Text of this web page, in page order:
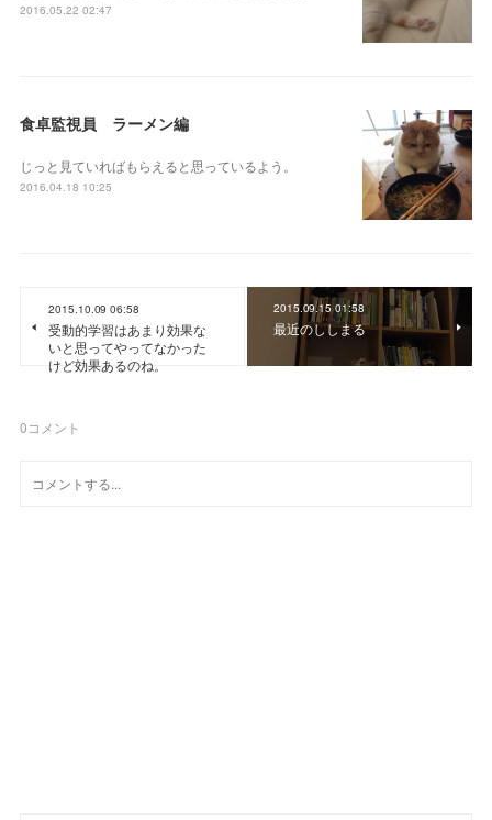
2016.05.22 02:47
食卓監視員 ラーメン編
じっと見ていればもらえると思っているよう。
2016.04.18 10:25
2015.10.09 06:58
受動的学習はあまり効果な
いと思ってやってなかった
けど効果あるのね。
2015.09.15 01:58
最近のししまる
0コメント